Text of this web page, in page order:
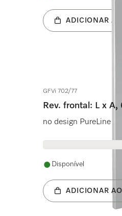
ADICIONAR AO
GFVi 702/77
Rev. frontal: L x
no design PureLine
Disponível
ADICIONAR